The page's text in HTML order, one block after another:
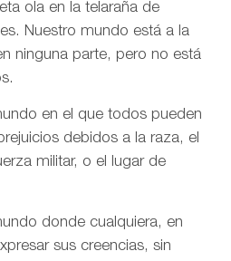
ola en la telaraña de
Nuestro mundo está a la
ninguna parte, pero no está
en el que todos pueden
debidos a la raza, el
militar, o el lugar de
donde cualquiera, en
sus creencias, sin